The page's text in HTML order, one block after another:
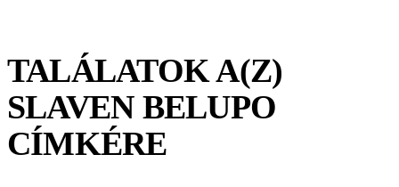
TALÁLATOK A(Z)
SLAVEN BELUPO
CÍMKÉRE